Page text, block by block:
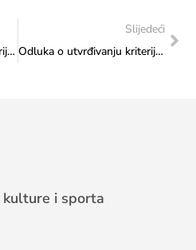
Odluka o utvrđivanju kriterija i raspodjeli dijela sredstava utvrđenih Budžetom Federacije BiH za 2025. godinu “Kapitalni transferi drugim nivoima vlasti i fondovima – izgradnja, adaptacija i rekonstrukcija sportske infrastrukture”
Slijedeći
Odluka o utvrđivanju kriterija i raspodjeli dijela sredstava utvrđenih Budžetom Federacije BiH za 2025. godinu “Kapitalni transferi drugim nivoima vlasti i fondovima – izgradnja, adaptacija i rekonstrukcija sportske infrastrukture“
i sporta